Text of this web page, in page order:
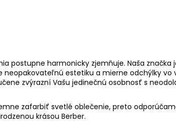
postupne harmonicky zjemňuje. Naša značka
neopakovateľnú estetiku a mierne odchýlky vo
zvýrazní Vašu jedinečnú osobnosť s
zafarbiť svetlé oblečenie, preto
krásou Berber.